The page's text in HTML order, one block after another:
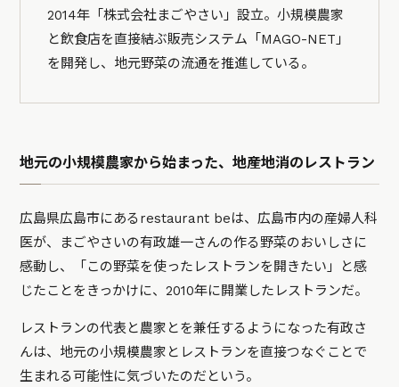
2014年「株式会社まごやさい」設立。小規模農家
と飲食店を直接結ぶ販売システム「MAGO-NET」
を開発し、地元野菜の流通を推進している。
地元の小規模農家から始まった、地産地消のレストラン
広島県広島市にあるrestaurant beは、広島市内の産婦人科
医が、まごやさいの有政雄一さんの作る野菜のおいしさに
感動し、「この野菜を使ったレストランを開きたい」と感
じたことをきっかけに、2010年に開業したレストランだ。
レストランの代表と農家とを兼任するようになった有政さ
んは、地元の小規模農家とレストランを直接つなぐことで
生まれる可能性に気づいたのだという。